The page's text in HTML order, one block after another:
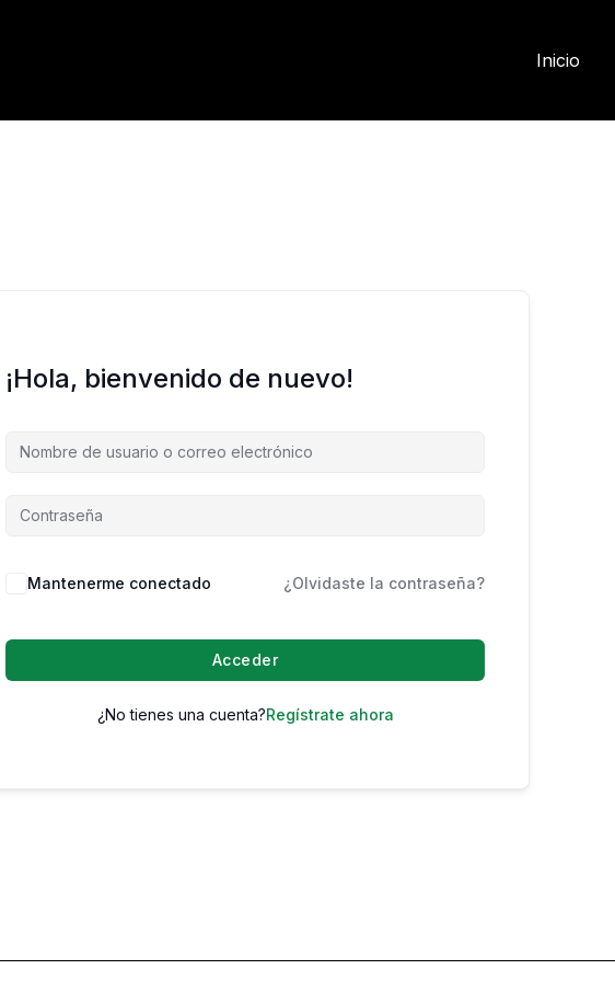
Inicio
¡Hola, bienvenido de nuevo!
Mantenerme conectado ¿Olvidaste la contraseña?
Acceder
¿No tienes una cuenta?Regístrate ahora